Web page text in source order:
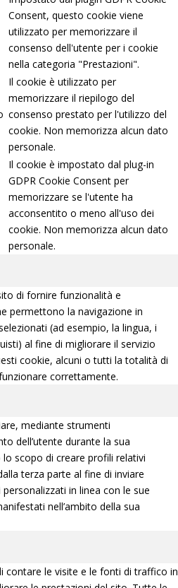
Consent, questo cookie viene
utilizzato per memorizzare il
consenso dell'utente per i cookie
nella categoria "Prestazioni".
Il cookie è utilizzato per
memorizzare il riepilogo del
consenso prestato per l'utilizzo del
cookie. Non memorizza alcun dato
personale.
Il cookie è impostato dal plug-in
GDPR Cookie Consent per
memorizzare se l'utente ha
acconsentito o meno all'uso dei
cookie. Non memorizza alcun dato
personale.
di fornire funzionalità e
permettono la navigazione in
(ad esempio, la lingua, i
al fine di migliorare il servizio
cookie, alcuni o tutti la totalità di
correttamente.
mediante strumenti
dell’utente durante la sua
scopo di creare profili relativi
terza parte al fine di inviare
in linea con le sue
nell’ambito della sua
contare le visite e le fonti di traffico in